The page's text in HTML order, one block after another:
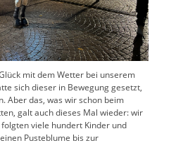
mit dem Wetter bei unserem
sich dieser in Bewegung gesetzt,
Aber das, was wir schon beim
galt auch dieses Mal wieder: wir
viele hundert Kinder und
Pusteblume bis zur